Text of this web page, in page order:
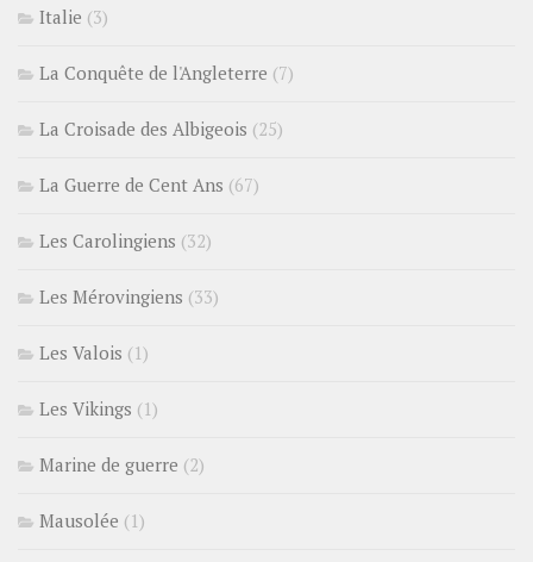
Italie (3)
La Conquête de l'Angleterre (7)
La Croisade des Albigeois (25)
La Guerre de Cent Ans (67)
Les Carolingiens (32)
Les Mérovingiens (33)
Les Valois (1)
Les Vikings (1)
Marine de guerre (2)
Mausolée (1)